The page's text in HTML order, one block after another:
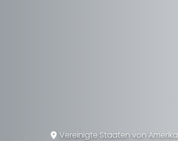
Vereinigte Staaten von Amerika